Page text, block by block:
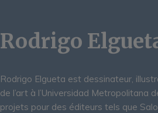
Rodrigo
Rodrigo Elgueta est dessinateur,
de l’art à l’Universidad Metropolitana
projets pour des éditeurs tels que